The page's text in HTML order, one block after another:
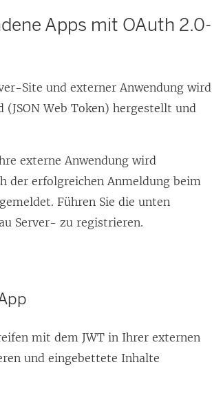
Apps mit OAuth 2.0-
-Site und externer Anwendung wird
Web Token) hergestellt und
externe Anwendung wird
der erfolgreichen Anmeldung beim
Führen Sie die unten
Server- zu registrieren.
mit dem JWT in Ihrer externen
und eingebettete Inhalte